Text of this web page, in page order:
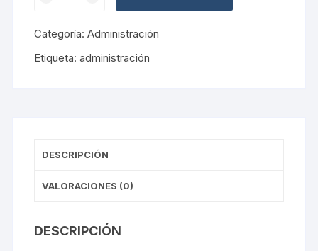
cantidad
Categoría:Administración
Etiqueta:administración
DESCRIPCIÓN
VALORACIONES (0)
DESCRIPCIÓN